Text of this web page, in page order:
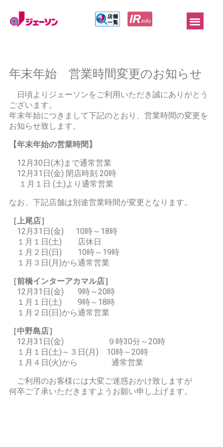
年末年始 営業時間変更のお知らせ
日頃よりジェーソンをご利用いただき誠にありがとう
ございます。
年末年始につきまして下記のとおり、営業時間の変更を
お知らせ致します。
【年末年始の営業時間】
12月30日(木)まで通常営業
12月31日(金) 閉店時刻 20時
１月１日 (土)より通常営業
なお、下記店舗は別途営業時間が変更となります。
［上尾店］
12月31日(金) 10時～18時
１月１日(土) 店休日
１月２日(日) 10時～19時
１月３日(月)から通常営業
［前橋インターアカマル店］
12月31日(金) 9時～20時
１月１日(土) 9時～18時
１月２日(日)から通常営業
［中野島店］
12月31日(金) ９時30分～20時
１月１日(土)～３日(月) 10時～20時
１月４日(火)から 通常営業
ご利用のお客様には大変ご迷惑おかけ致しますが
何卒ご了承いただきますようお願い申し上げます。